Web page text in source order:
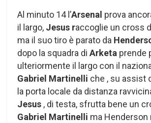
Al minuto 14 l’Arsenal prova
il largo, Jesus raccoglie un cross
ma il suo tiro è parato da
dopo la squadra di Arketa prende
ulteriormente il largo con il
Gabriel Martinelli che , su assist
la porta locale da distanza
Jesus , di testa, sfrutta bene un
Gabriel Martinelli ma Henderson